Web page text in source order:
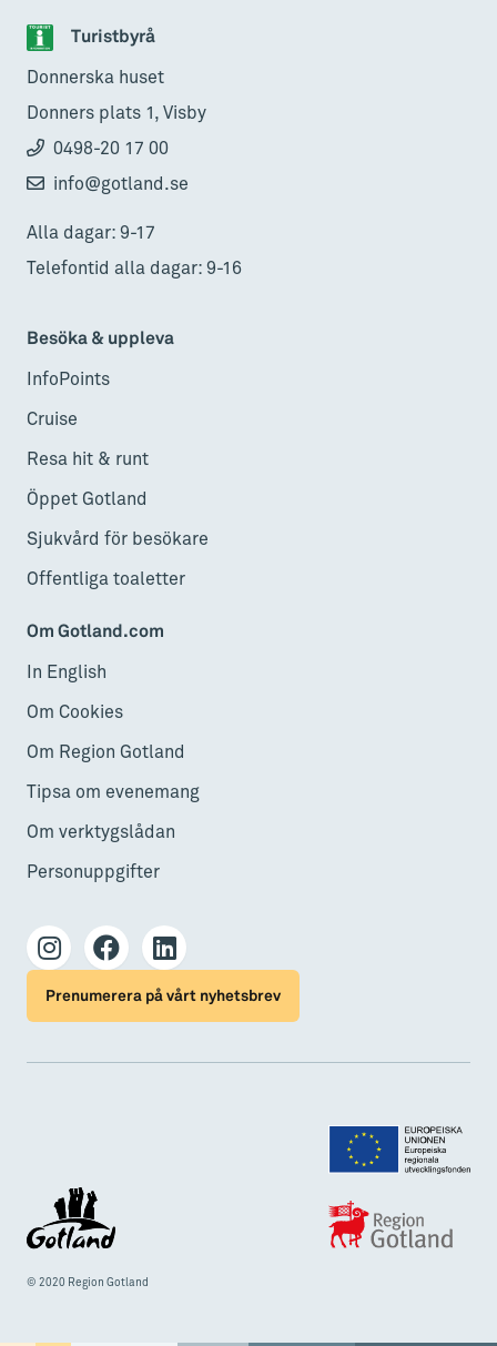
Turistbyrå
Donnerska huset
Donners plats 1, Visby
0498-20 17 00
info@gotland.se
Alla dagar: 9-17
Telefontid alla dagar: 9-16
Besöka & uppleva
InfoPoints
Cruise
Resa hit & runt
Öppet Gotland
Sjukvård för besökare
Offentliga toaletter
Om Gotland.com
In English
Om Cookies
Om Region Gotland
Tipsa om evenemang
Om verktygslådan
Personuppgifter
Prenumerera på vårt nyhetsbrev
© 2020 Region Gotland